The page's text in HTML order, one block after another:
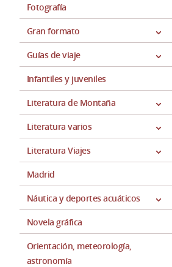
Fotografía
Gran formato
Guías de viaje
Infantiles y juveniles
Literatura de Montaña
Literatura varios
Literatura Viajes
Madrid
Náutica y deportes acuáticos
Novela gráfica
Orientación, meteorología,
astronomía